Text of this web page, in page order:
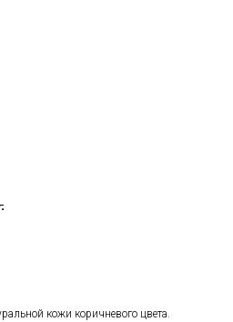
кожи коричневого цвета.